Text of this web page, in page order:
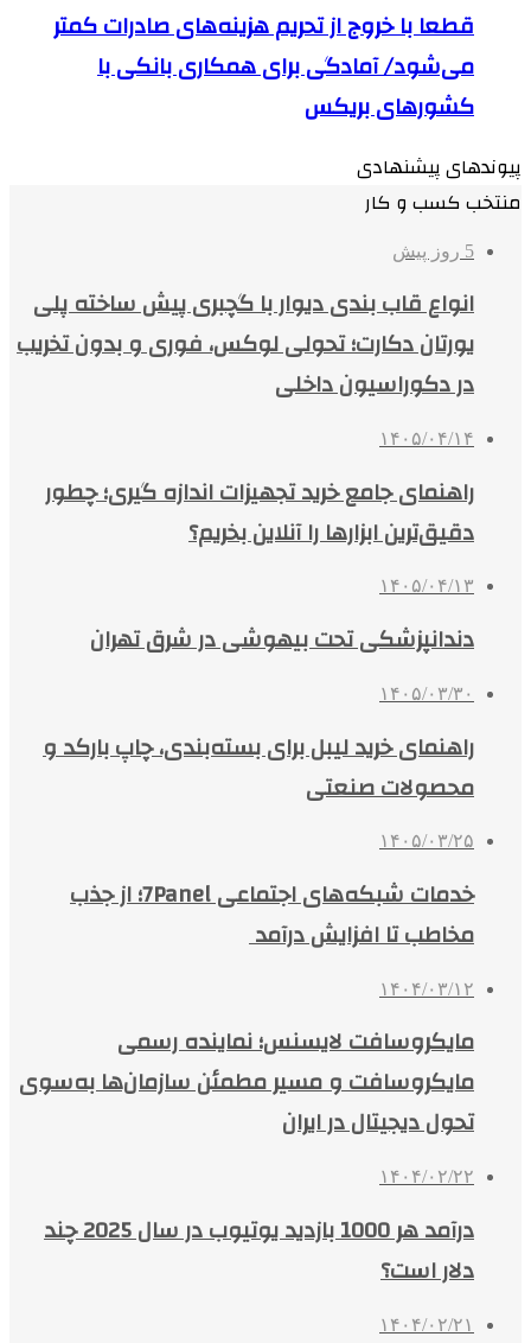
قطعا با خروج از تحریم هزینه‌های صادرات کمتر
می‌شود/ آمادگی برای همکاری بانکی با
کشورهای بریکس
پیوندهای پیشنهادی
منتخب کسب و کار
5 روز پیش
انواع قاب بندی دیوار با گچبری پیش ساخته پلی
یورتان دکارت؛ تحولی لوکس، فوری و بدون تخریب
در دکوراسیون داخلی
۱۴۰۵/۰۴/۱۴
راهنمای جامع خرید تجهیزات اندازه گیری؛ چطور
دقیق‌ترین ابزارها را آنلاین بخریم؟
۱۴۰۵/۰۴/۱۳
دندانپزشکی تحت بیهوشی در شرق تهران
۱۴۰۵/۰۳/۳۰
راهنمای خرید لیبل برای بسته‌بندی، چاپ بارکد و
محصولات صنعتی
۱۴۰۵/۰۳/۲۵
خدمات شبکه‌های اجتماعی 7Panel؛ از جذب
مخاطب تا افزایش درآمد
۱۴۰۴/۰۳/۱۲
مایکروسافت لایسنس؛ نماینده رسمی
مایکروسافت و مسیر مطمئن سازمان‌ها به‌سوی
تحول دیجیتال در ایران
۱۴۰۴/۰۲/۲۲
درآمد هر 1000 بازدید یوتیوب در سال 2025 چند
دلار است؟
۱۴۰۴/۰۲/۲۱